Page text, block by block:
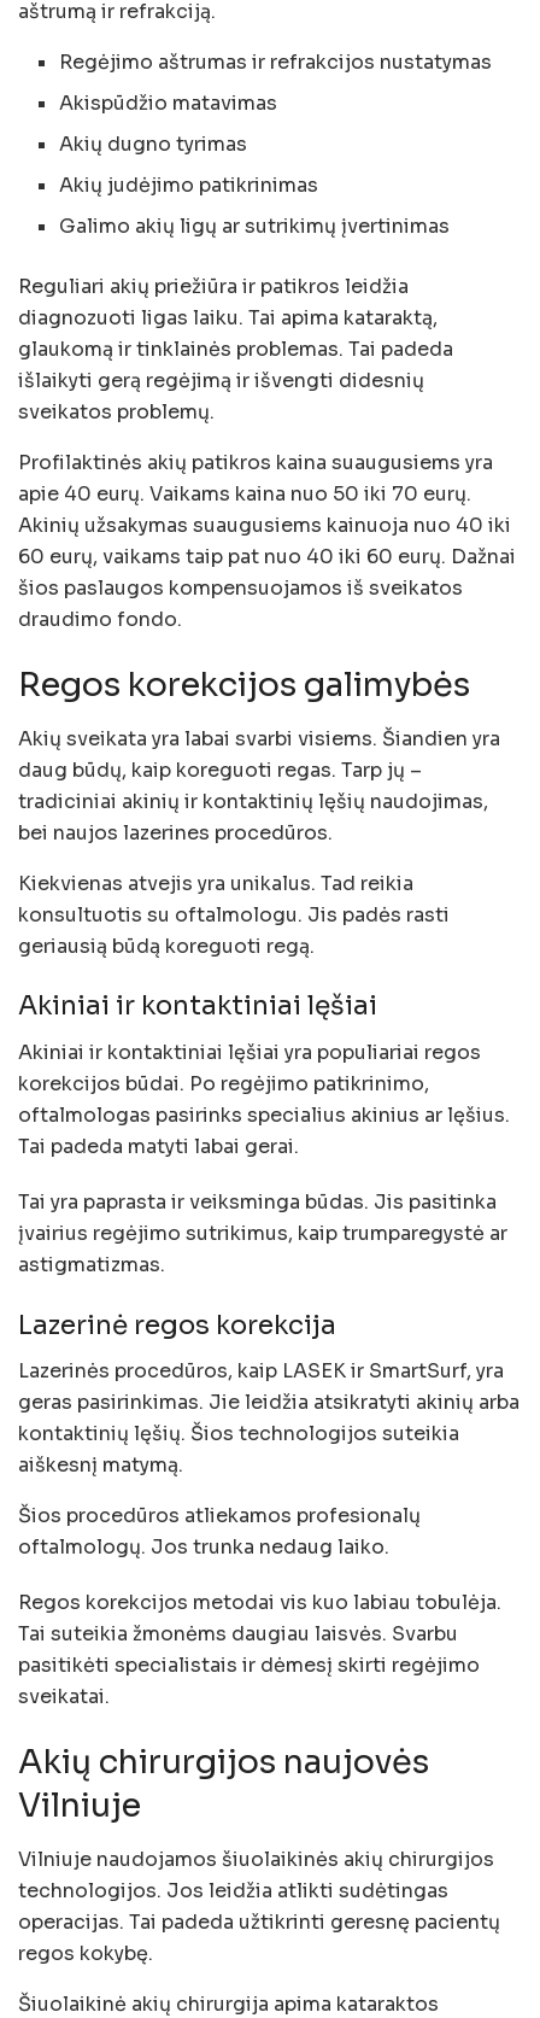
aštrumą ir refrakciją.
Regėjimo aštrumas ir refrakcijos nustatymas
Akispūdžio matavimas
Akių dugno tyrimas
Akių judėjimo patikrinimas
Galimo akių ligų ar sutrikimų įvertinimas
Reguliari akių priežiūra ir patikros leidžia
diagnozuoti ligas laiku. Tai apima kataraktą,
glaukomą ir tinklainės problemas. Tai padeda
išlaikyti gerą regėjimą ir išvengti didesnių
sveikatos problemų.
Profilaktinės akių patikros kaina suaugusiems yra
apie 40 eurų. Vaikams kaina nuo 50 iki 70 eurų.
Akinių užsakymas suaugusiems kainuoja nuo 40 iki
60 eurų, vaikams taip pat nuo 40 iki 60 eurų. Dažnai
šios paslaugos kompensuojamos iš sveikatos
draudimo fondo.
Regos korekcijos galimybės
Akių sveikata yra labai svarbi visiems. Šiandien yra
daug būdų, kaip koreguoti regas. Tarp jų –
tradiciniai akinių ir kontaktinių lęšių naudojimas,
bei naujos lazerines procedūros.
Kiekvienas atvejis yra unikalus. Tad reikia
konsultuotis su oftalmologu. Jis padės rasti
geriausią būdą koreguoti regą.
Akiniai ir kontaktiniai lęšiai
Akiniai ir kontaktiniai lęšiai yra populiariai regos
korekcijos būdai. Po regėjimo patikrinimo,
oftalmologas pasirinks specialius akinius ar lęšius.
Tai padeda matyti labai gerai.
Tai yra paprasta ir veiksminga būdas. Jis pasitinka
įvairius regėjimo sutrikimus, kaip trumparegystė ar
astigmatizmas.
Lazerinė regos korekcija
Lazerinės procedūros, kaip LASEK ir SmartSurf, yra
geras pasirinkimas. Jie leidžia atsikratyti akinių arba
kontaktinių lęšių. Šios technologijos suteikia
aiškesnį matymą.
Šios procedūros atliekamos profesionalų
oftalmologų. Jos trunka nedaug laiko.
Regos korekcijos metodai vis kuo labiau tobulėja.
Tai suteikia žmonėms daugiau laisvės. Svarbu
pasitikėti specialistais ir dėmesį skirti regėjimo
sveikatai.
Akių chirurgijos naujovės
Vilniuje
Vilniuje naudojamos šiuolaikinės akių chirurgijos
technologijos. Jos leidžia atlikti sudėtingas
operacijas. Tai padeda užtikrinti geresnę pacientų
regos kokybę.
Šiuolaikinė akių chirurgija apima kataraktos